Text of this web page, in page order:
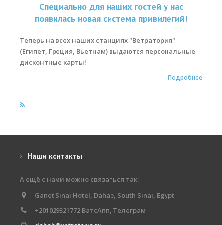
Места катания
Наши Станции
Ветратория.Вьетнам
Обучение виндсерфингу
Прокат оборудования
Продажа оборудования
Система скидок
Специально для наших гостей у нас
появилась новая система привилегий!
Теперь на всех наших станциях "Ветратория"
(Египет, Греция, Вьетнам) выдаются персональные
дисконтные карты!
Подробнее
Наши контакты
А ещё с нами можно связаться так:
Ganet Sinai Hotel, Dahab, South Sinai, Egypt
+201029321772 ВатсАпп, Телеграм